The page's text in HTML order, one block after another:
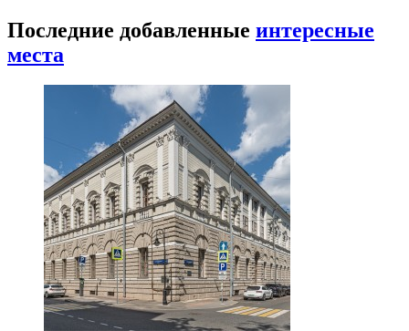
Последние добавленные интересные
места